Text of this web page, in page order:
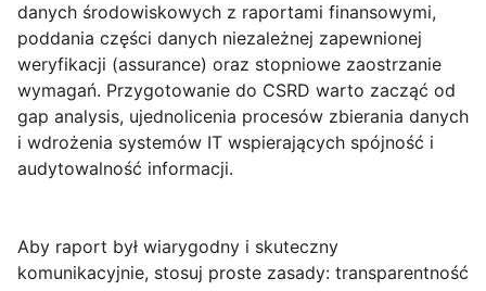
danych środowiskowych z raportami finansowymi,
poddania części danych niezależnej zapewnionej
weryfikacji (assurance) oraz stopniowe zaostrzanie
wymagań. Przygotowanie do CSRD warto zacząć od
gap analysis, ujednolicenia procesów zbierania danych
i wdrożenia systemów IT wspierających spójność i
audytowalność informacji.
Aby raport był wiarygodny i skuteczny
komunikacyjnie, stosuj proste zasady: transparentność